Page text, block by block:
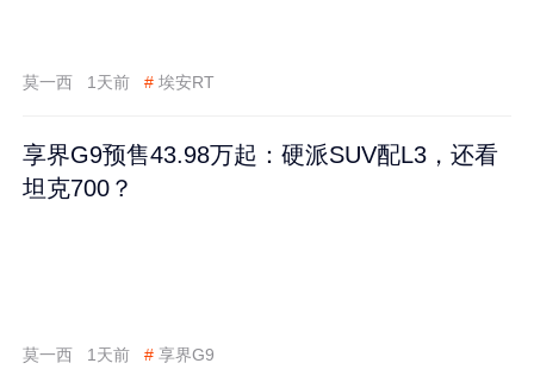
莫一西 1天前 # 埃安RT
享界G9预售43.98万起：硬派SUV配L3，还看
坦克700？
莫一西 1天前 # 享界G9